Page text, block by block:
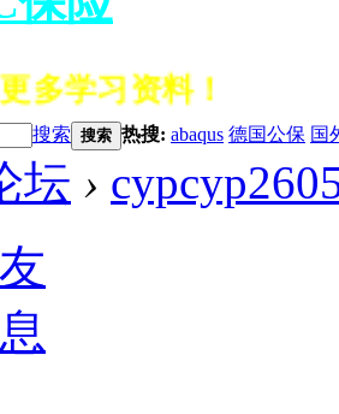
学习资料！
搜索 搜索 热搜: abaqus 德国公保 国
坛 ›